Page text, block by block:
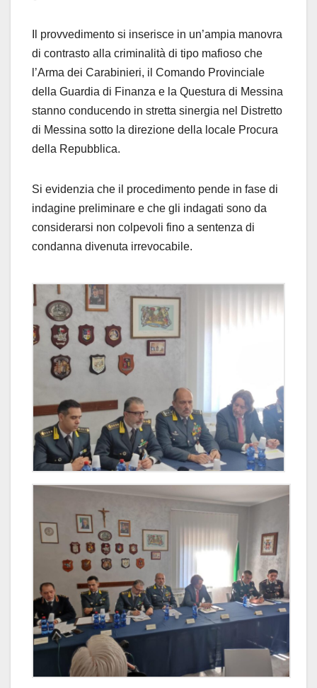
Il provvedimento si inserisce in un’ampia manovra
di contrasto alla criminalità di tipo mafioso che
l’Arma dei Carabinieri, il Comando Provinciale
della Guardia di Finanza e la Questura di Messina
stanno conducendo in stretta sinergia nel Distretto
di Messina sotto la direzione della locale Procura
della Repubblica.
Si evidenzia che il procedimento pende in fase di
indagine preliminare e che gli indagati sono da
considerarsi non colpevoli fino a sentenza di
condanna divenuta irrevocabile.